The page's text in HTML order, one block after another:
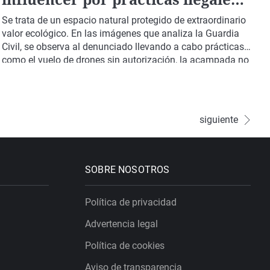
en el Parque Regional de Gredos
Se trata de un espacio natural protegido de extraordinario
valor ecológico. En las imágenes que analiza la Guardia
Civil, se observa al denunciado llevando a cabo prácticas
como el vuelo de drones sin autorización, la acampada no
siguiente
SOBRE NOSOTROS
Política de privacidad
Advertencia legal
Política de cookies
Aviso de transparencia